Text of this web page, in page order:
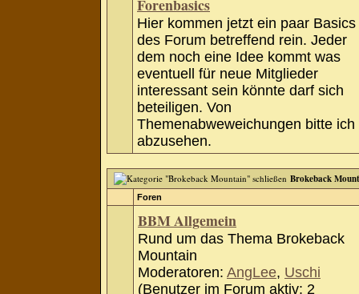
Forenbasics
Hier kommen jetzt ein paar Basics
des Forum betreffend rein. Jeder
dem noch eine Idee kommt was
eventuell für neue Mitglieder
interessant sein könnte darf sich
beteiligen. Von
Themenabweweichungen bitte ich
abzusehen.
Brokeback
Foren
BBM Allgemein
Rund um das Thema Brokeback
Mountain
Moderatoren: AngLee, Uschi
(Benutzer im Forum aktiv: 2